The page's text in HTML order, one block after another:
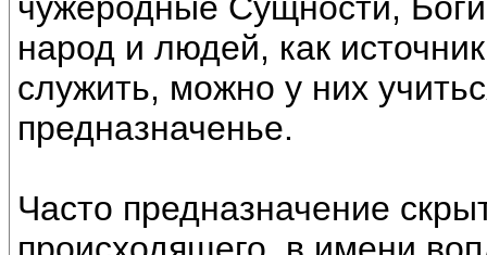
чужеродные Сущности,
народ и людей, как
служить, можно у них
предназначенье.
Часто предназначение